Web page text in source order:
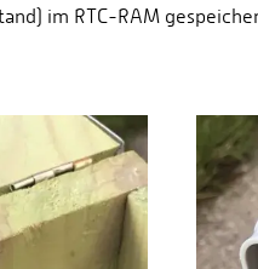
im RTC-RAM